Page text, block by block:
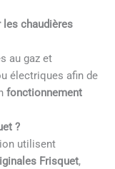
les chaudières
au gaz et
électriques afin de
fonctionnement
?
utilisent
Frisquet,